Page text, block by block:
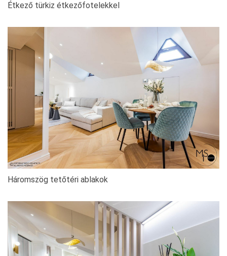
Étkező türkiz étkezőfotelekkel
Háromszög tetőtéri ablakok